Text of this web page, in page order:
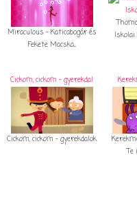
Miraculous - Katicabogár és
Fekete Macska...
Iskolai
Cickom, cickom - gyerekdal
Cickom, cickom - gyerekdalok
Te